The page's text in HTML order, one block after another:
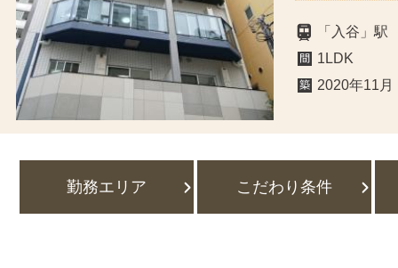
「入谷」
1LDK
2020年11月
勤務エリア こだわり条件